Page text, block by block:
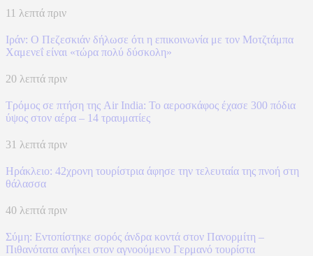
11 λεπτά πριν
Ιράν: Ο Πεζεσκιάν δήλωσε ότι η επικοινωνία με τον Μοτζτάμπα
Χαμενεΐ είναι «τώρα πολύ δύσκολη»
20 λεπτά πριν
Τρόμος σε πτήση της Air India: Το αεροσκάφος έχασε 300 πόδια
ύψος στον αέρα – 14 τραυματίες
31 λεπτά πριν
Ηράκλειο: 42χρονη τουρίστρια άφησε την τελευταία της πνοή στη
θάλασσα
40 λεπτά πριν
Σύμη: Εντοπίστηκε σορός άνδρα κοντά στον Πανορμίτη –
Πιθανότατα ανήκει στον αγνοούμενο Γερμανό τουρίστα